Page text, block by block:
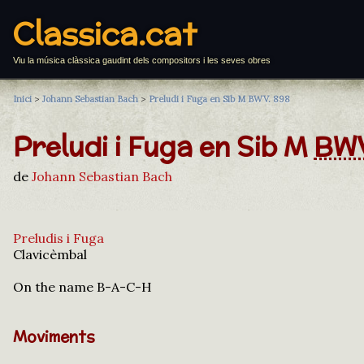
Classica.cat
Viu la música clàssica gaudint dels compositors i les seves obres
Inici > Johann Sebastian Bach > Preludi i Fuga en Sib M BWV. 898
Preludi i Fuga en Sib M
de Johann Sebastian Bach
Preludis i Fuga
Clavicèmbal
On the name B-A-C-H
Moviments